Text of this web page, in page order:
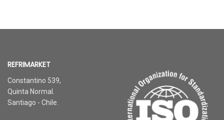
REFRIMARKET
Constantino 539,
Quinta Normal.
Santiago - Chile.